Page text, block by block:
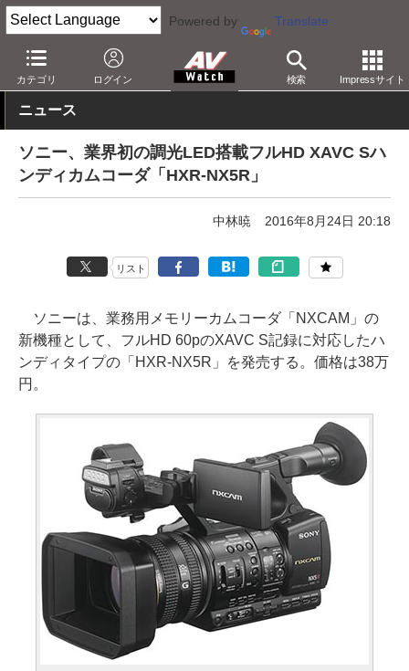
Powered by Translate
カテゴリ ログイン 検索 Impressサイト
AV Watch 製品 ビデオカメラ ソニー
ニュース
ソニー、業界初の調光LED搭載フルHD XAVC Sハ
ンディカムコーダ「HXR-NX5R」
中林暁 2016年8月24日 20:18
リスト
ソニーは、業務用メモリーカムコーダ「NXCAM」の
新機種として、フルHD 60pのXAVC S記録に対応したハ
ンディタイプの「HXR-NX5R」を発売する。価格は38万
円。